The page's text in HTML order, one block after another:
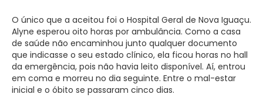
O único que a aceitou foi o Hospital Geral de Nova Iguaçu.
Alyne esperou oito horas por ambulância. Como a casa
de saúde não encaminhou junto qualquer documento
que indicasse o seu estado clínico, ela ficou horas no hall
da emergência, pois não havia leito disponível. Aí, entrou
em coma e morreu no dia seguinte. Entre o mal-estar
inicial e o óbito se passaram cinco dias.